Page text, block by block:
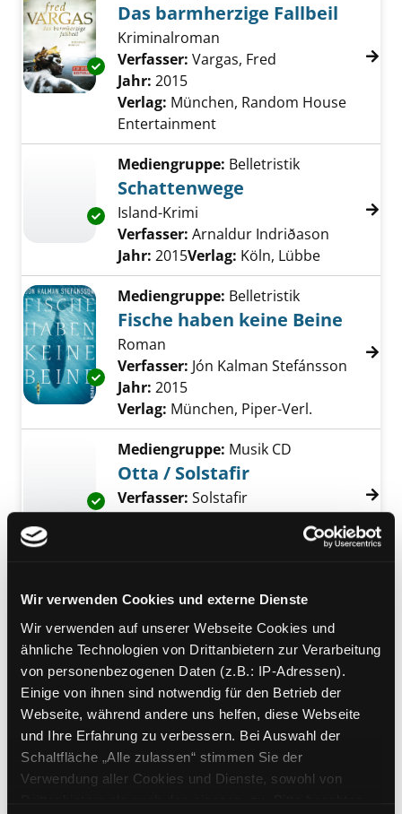
Wir verwenden Cookies und externe Dienste
Wir verwenden auf unserer Webseite Cookies und
ähnliche Technologien von Drittanbietern zur Verarbeitung
von personenbezogenen Daten (z.B.: IP-Adressen).
Einige von ihnen sind notwendig für den Betrieb der
Webseite, während andere uns helfen, diese Webseite
und Ihre Erfahrung zu verbessern. Bei Auswahl der
Schaltfläche „Alle zulassen“ stimmen Sie der
Verwendung aller Cookies und Dienste, sowohl von
Exemplar-Details von Das barmherzige
Das barmherzige Fallbeil
Kriminalroman
Verfasser: Vargas, Fred Suche nach
Jahr: 2015
Verlag: München, Random House
Entertainment
Exemplar-Details von Schattenwege anzeigen
Mediengruppe: Belletristik
Schattenwege
Island-Krimi
Verfasser: Arnaldur Indriðason
Jahr: 2015Verlag: Köln, Lübbe
Exemplar-Details von Fische haben keine
Mediengruppe: Belletristik
Fische haben keine Beine
Roman
Verfasser: Jón Kalman Stefánsson
Jahr: 2015
Verlag: München, Piper-Verl.
Exemplar-Details von Otta / Solstafir
Mediengruppe: Musik CD
Otta / Solstafir
Verfasser: Solstafir Suche nach diesem
Jahr:2014
[o.O.], Season of Mist
Exemplar-Details von Das Seelenhaus
Das Seelenhaus
Roman
Verfasser:Kent, HannahSuche nach
Jahr:2014Verlag: München, Knaur
Mediengruppe:Sachbuch
Hören Sie gut zu und
wiederholen Sie!!!